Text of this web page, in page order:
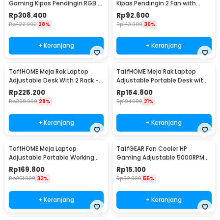
Gaming Kipas Pendingin RGB 2
Fan 18 Inch - X500
Rp308.400
Rp422.900 28%
+ Keranjang
Kipas Pendingin 2 Fan with
Knob Speed - Q100
Rp92.600
Rp143.900 36%
+ Keranjang
TaffHOME Meja Rak Laptop
Adjustable Desk With 2 Rack -
ND03
Rp225.200
Rp308.900 28%
+ Keranjang
TaffHOME Meja Rak Laptop
Adjustable Portable Desk with 1
Rack - ND03
Rp154.800
Rp194.900 21%
+ Keranjang
TaffHOME Meja Laptop
Adjustable Portable Working
Desk 3 Layer 60x40cm - ND04
Rp169.800
Rp251.900 33%
+ Keranjang
TaffGEAR Fan Cooler HP
Gaming Adjustable 5000RPM
Kipas Pendingin 5V - G6
Rp15.100
Rp32.900 55%
+ Keranjang